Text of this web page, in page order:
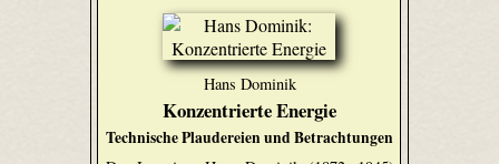
Hans Dominik
Konzentrierte Energie
Technische Plaudereien und Betrachtungen